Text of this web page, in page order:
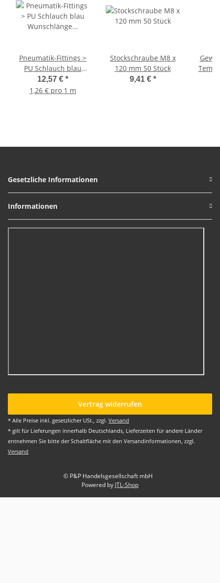
Pneumatik-Fittings >
PU Schlauch blau
Wunschlänge
Schlauch
12,57 € *
1,26 € pro 1 m
Stockschraube M8 x
120 mm 50 Stück
9,41 € *
Gesetzliche Informationen
Informationen
Vertrag widerrufen
* Alle Preise inkl. gesetzlicher USt., zzgl. Versand
* gilt für Lieferungen innerhalb Deutschlands, Lieferzeiten für andere Länder
entnehmen Sie bitte der Schaltfläche mit den Versandinformationen, zzgl.
Versand
© P&P Handelsgesellschaft mbH
Powered by JTL-Shop